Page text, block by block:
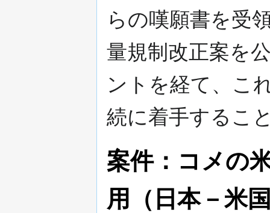
らの嘆願書を受
量規制改正案を
ントを経て、こ
続に着手するこ
案件：コメの
用（日本－米